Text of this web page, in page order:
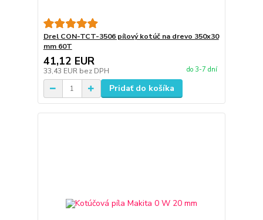
Drel CON-TCT-3506 pílový kotúč na drevo 350x30
mm 60T
41,12 EUR
33,43 EUR bez DPH do 3-7 dní
Pridať do košíka